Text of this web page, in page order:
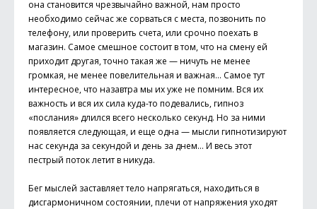
она становится чрезвычайно важной, нам просто
необходимо сейчас же сорваться с места, позвонить по
телефону, или проверить счета, или срочно поехать в
магазин. Самое смешное состоит в том, что на смену ей
приходит другая, точно такая же — ничуть не менее
громкая, не менее повелительная и важная… Самое тут
интересное, что назавтра мы их уже не помним. Вся их
важность и вся их сила куда-то подевались, гипноз
«послания» длился всего несколько секунд. Но за ними
появляется следующая, и еще одна — мысли гипнотизируют
нас секунда за секундой и день за днем… И весь этот
пестрый поток летит в никуда.
Бег мыслей заставляет тело напрягаться, находиться в
дисгармоничном состоянии, плечи от напряжения уходят